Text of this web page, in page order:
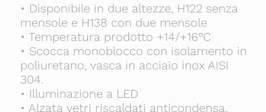
• Disponibile in due altezze, H122 senza
mensole e H138 con due mensole
• Temperatura prodotto +14/+16°C
• Scocca monoblocco con isolamento in
poliuretano, vasca in acciaio inox AISI
304.
• Illuminazione a LED
• Alzata vetri riscaldati anticondensa,